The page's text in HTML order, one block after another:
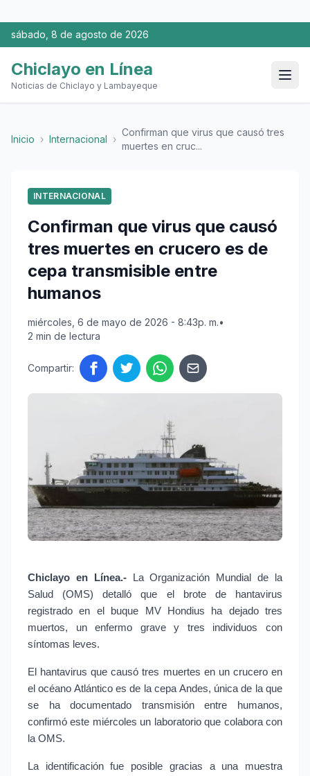
sábado, 8 de agosto de 2026
Chiclayo en Línea
Noticias de Chiclayo y Lambayeque
Inicio › Internacional ›
Confirman que virus que causó tres
muertes en cruc...
INTERNACIONAL
Confirman que virus que causó
tres muertes en crucero es de
cepa transmisible entre
humanos
miércoles, 6 de mayo de 2026 - 8:43p. m.•
2 min de lectura
Compartir:
Chiclayo en Línea.- La Organización Mundial de la
Salud (OMS) detalló que el brote de hantavirus
registrado en el buque MV Hondius ha dejado tres
muertos, un enfermo grave y tres individuos con
síntomas leves.
El hantavirus que causó tres muertes en un crucero en
el océano Atlántico es de la cepa Andes, única de la que
se ha documentado transmisión entre humanos,
confirmó este miércoles un laboratorio que colabora con
la OMS.
La identificación fue posible gracias a una muestra